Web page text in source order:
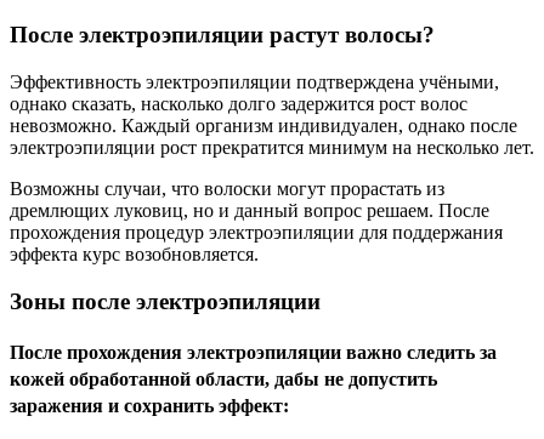
После электроэпиляции растут волосы?
Эффективность электроэпиляции подтверждена учёными,
однако сказать, насколько долго задержится рост волос
невозможно. Каждый организм индивидуален, однако после
электроэпиляции рост прекратится минимум на несколько лет.
Возможны случаи, что волоски могут прорастать из
дремлющих луковиц, но и данный вопрос решаем. После
прохождения процедур электроэпиляции для поддержания
эффекта курс возобновляется.
Зоны после электроэпиляции
После прохождения электроэпиляции важно следить за
кожей обработанной области, дабы не допустить
заражения и сохранить эффект: